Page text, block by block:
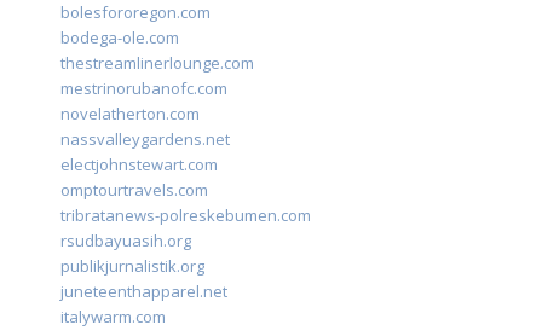
bolesfororegon.com
bodega-ole.com
thestreamlinerlounge.com
mestrinorubanofc.com
novelatherton.com
nassvalleygardens.net
electjohnstewart.com
omptourtravels.com
tribratanews-polreskebumen.com
rsudbayuasih.org
publikjurnalistik.org
juneteenthapparel.net
italywarm.com